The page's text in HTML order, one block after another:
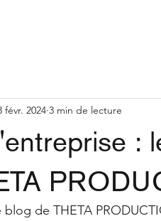
:
févr. 2024 3 min de lecture
blog de THETA